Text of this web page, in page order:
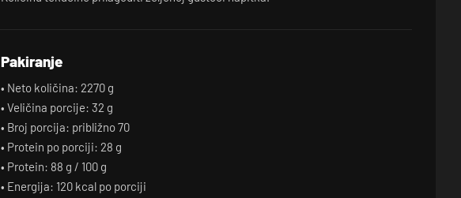
Pakiranje
• Neto količina: 2270 g
• Veličina porcije: 32 g
• Broj porcija: približno 70
• Protein po porciji: 28 g
• Protein: 88 g / 100 g
• Energija: 120 kcal po porciji